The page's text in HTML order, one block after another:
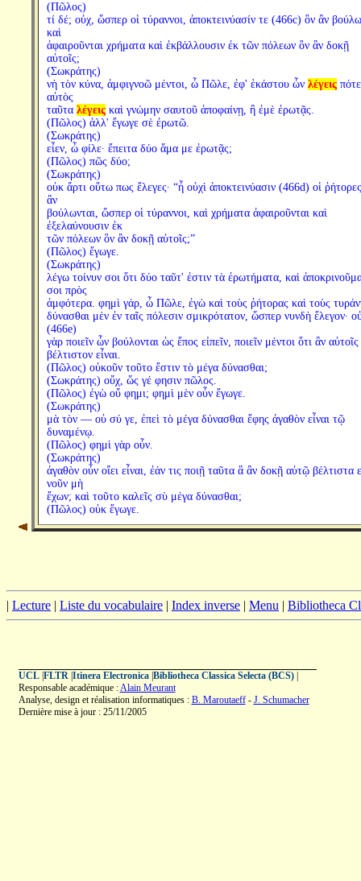
(Πῶλος)
τί δέ; οὐχ, ὥσπερ οἱ τύραννοι, ἀποκτεινύασίν τε (466c) ὃν ἂν
καὶ
ἀφαιροῦνται χρήματα καὶ ἐκβάλλουσιν ἐκ τῶν πόλεων ὃν ἂν δοκῇ
αὐτοῖς;
(Σωκράτης)
νὴ τὸν κύνα, ἀμφιγνοῶ μέντοι, ὦ Πῶλε, ἐφ' ἑκάστου ὧν λέγεις
αὐτὸς
ταῦτα λέγειςκαὶ γνώμην σαυτοῦ ἀποφαίνῃ, ἢ ἐμὲ ἐρωτᾷς.
(Πῶλος) ἀλλ' ἔγωγε σὲ ἐρωτῶ.
(Σωκράτης)
εἶεν, ὦ φίλε· ἔπειτα δύο ἅμα με ἐρωτᾷς;
(Πῶλος) πῶς δύο;
(Σωκράτης)
οὐκ ἄρτι οὕτω πως ἔλεγες· “ἦ οὐχὶ ἀποκτεινύασιν (466d) οἱ
ἂν
βούλωνται, ὥσπερ οἱ τύραννοι, καὶ χρήματα ἀφαιροῦνται καὶ
ἐξελαύνουσιν ἐκ
τῶν πόλεων ὃν ἂν δοκῇ αὐτοῖς;”
(Πῶλος) ἔγωγε.
(Σωκράτης)
λέγω τοίνυν σοι ὅτι δύο ταῦτ' ἐστιν τὰ ἐρωτήματα, καὶ
σοι πρὸς
ἀμφότερα. φημὶ γάρ, ὦ Πῶλε, ἐγὼ καὶ τοὺς ῥήτορας καὶ τοὺς
δύνασθαι μὲν ἐν ταῖς πόλεσιν σμικρότατον, ὥσπερ νυνδὴ ἔλεγον·
(466e)
γὰρ ποιεῖν ὧν βούλονται ὡς ἔπος εἰπεῖν, ποιεῖν μέντοι ὅτι ἂν
βέλτιστον εἶναι.
(Πῶλος) οὐκοῦν τοῦτο ἔστιν τὸ μέγα δύνασθαι;
(Σωκράτης) οὔχ, ὥς γέ φησιν πῶλος.
(Πῶλος) ἐγὼ οὔ φημι; φημὶ μὲν οὖν ἔγωγε.
(Σωκράτης)
μὰ τὸν — οὐ σύ γε, ἐπεὶ τὸ μέγα δύνασθαι ἔφης ἀγαθὸν εἶναι τῷ
δυναμένῳ.
(Πῶλος) φημὶ γὰρ οὖν.
(Σωκράτης)
ἀγαθὸν οὖν οἴει εἶναι, ἐάν τις ποιῇ ταῦτα ἃ ἂν δοκῇ αὐτῷ βέλτιστα
νοῦν μὴ
ἔχων; καὶ τοῦτο καλεῖς σὺ μέγα δύνασθαι;
(Πῶλος) οὐκ ἔγωγε.
| Lecture | Liste du vocabulaire | Index inverse | Menu | Bibliotheca
UCL| FLTR| Itinera Electronica| Bibliotheca Classica Selecta (BCS)|
Responsable académique :Alain Meurant
Analyse, design et réalisation informatiques : B. Maroutaeff- J. Schumacher
Dernière mise à jour : 25/11/2005